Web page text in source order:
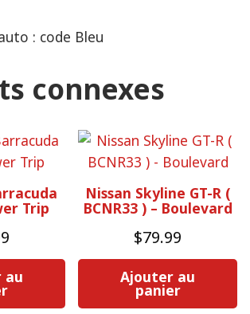
: code Bleu
connexes
Trip
au
Nissan Skyline GT-R (
BCNR33 ) – Boulevard
$79.99
Ajouter au
panier